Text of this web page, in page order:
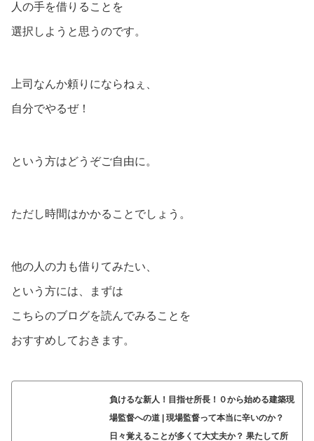
人の手を借りることを
選択しようと思うのです。
上司なんか頼りにならねぇ、
自分でやるぜ！
という方はどうぞご自由に。
ただし時間はかかることでしょう。
他の人の力も借りてみたい、
という方には、まずは
こちらのブログを読んでみることを
おすすめしておきます。
負けるな新人！目指せ所長！０から始める建築現
場監督への道 | 現場監督って本当に辛いのか？
日々覚えることが多くて大丈夫か？ 果たして所